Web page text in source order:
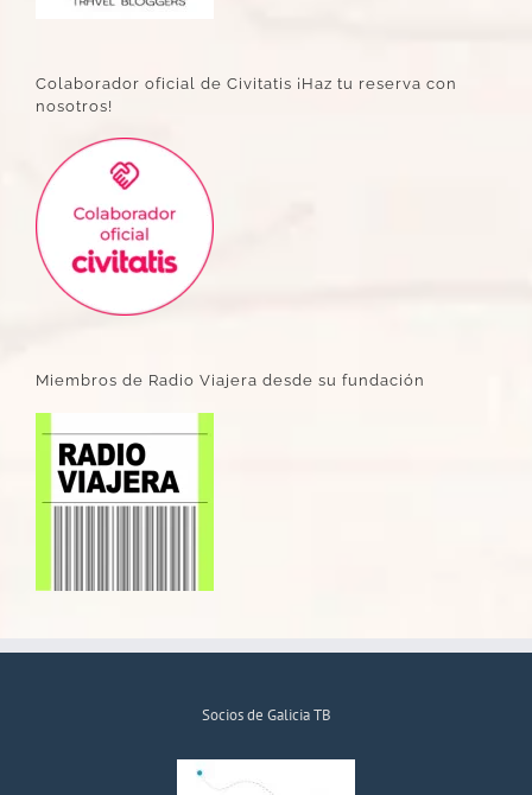
Colaborador oficial de Civitatis ¡Haz tu reserva con
nosotros!
Miembros de Radio Viajera desde su fundación
Socios de Galicia TB